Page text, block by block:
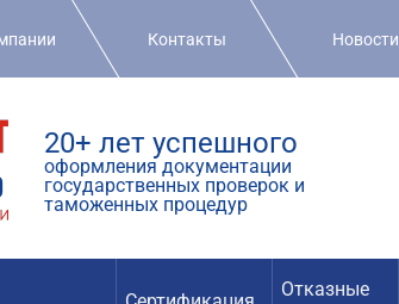
Контакты Новости
20+ лет успешного
оформления документации
государственных проверок и
таможенных процедур
Отказные